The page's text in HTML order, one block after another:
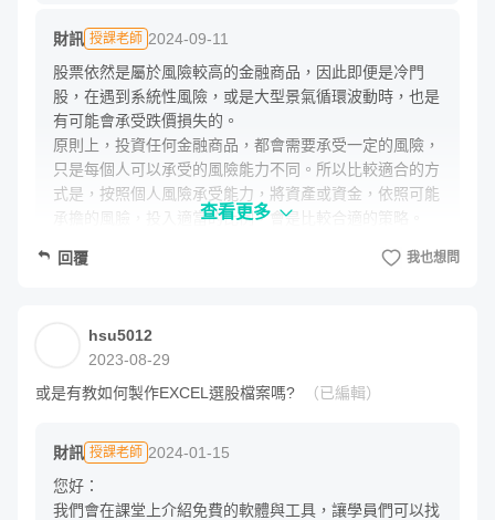
第一堂 課程精彩片段
財訊 授課老師 2024-09-11
股票依然是屬於風險較高的金融商品，因此即便是冷門
股，在遇到系統性風險，或是大型景氣循環波動時，也是
有可能會承受跌價損失的。
原則上，投資任何金融商品，都會需要承受一定的風險，
只是每個人可以承受的風險能力不同。所以比較適合的方
式是，按照個人風險承受能力，將資產或資金，依照可能
承擔的風臉，投入適當的比例，會是比較合適的策略。
查看更多
回覆 我也想問
hsu5012
2023-08-29
或是有教如何製作EXCEL選股檔案嗎?
（已編輯）
財訊 授課老師 2024-01-15
您好：
我們會在課堂上介紹免費的軟體與工具，讓學員們可以找